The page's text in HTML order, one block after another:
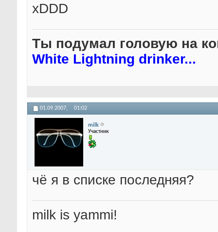
xDDD
Ты подумал головую на
White Lightning drinker...
01.09.2007, 01:02
milk
Участник
чё я в списке последняя?
milk is yammi!